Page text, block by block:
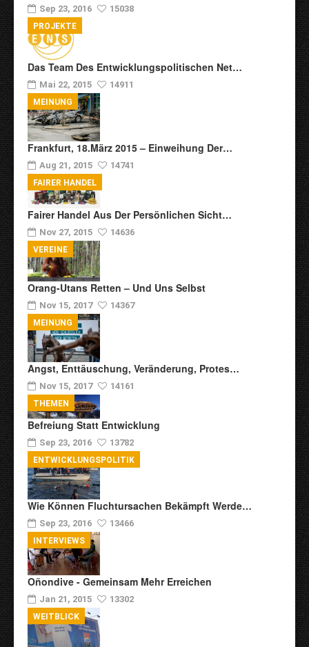
Sep 23, 2016 15038
Das Team Des Entwicklungspolitischen Net…
Mai 22, 2015 14911
PROJEKTE
Frankfurt, 18.März 2015 – Einweihung Der…
Aug 21, 2015 14741
MEINUNG
Fairer Handel Aus Der Persönlichen Sicht…
Nov 27, 2015 14636
FAIRER HANDEL
Orang-Utans Retten – Und Uns Selbst
Nov 15, 2017 14367
VEREINE
Angst, Enttäuschung, Veränderung, Protes…
Nov 15, 2017 14161
MEINUNG
Befreiung Statt Entwicklung
Sep 23, 2016 13782
THEMEN
Wie Können Fluchtursachen Bekämpft Werde…
Sep 23, 2016 13466
ENTWICKLUNGSPOLITIK
Oñondive - Gemeinsam Mehr Erreichen
Jan 21, 2015 13302
INTERVIEWS
WEITBLICK